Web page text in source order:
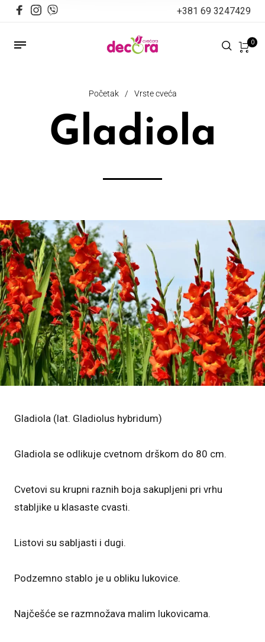
+381 69 3247429
0
Početak / Vrste cveća
Gladiola
Gladiola (lat. Gladiolus hybridum)
Gladiola se odlikuje cvetnom drškom do 80 cm.
Cvetovi su krupni raznih boja sakupljeni pri vrhu
stabljike u klasaste cvasti.
Listovi su sabljasti i dugi.
Podzemno stablo je u obliku lukovice.
Najčešće se razmnožava malim lukovicama.